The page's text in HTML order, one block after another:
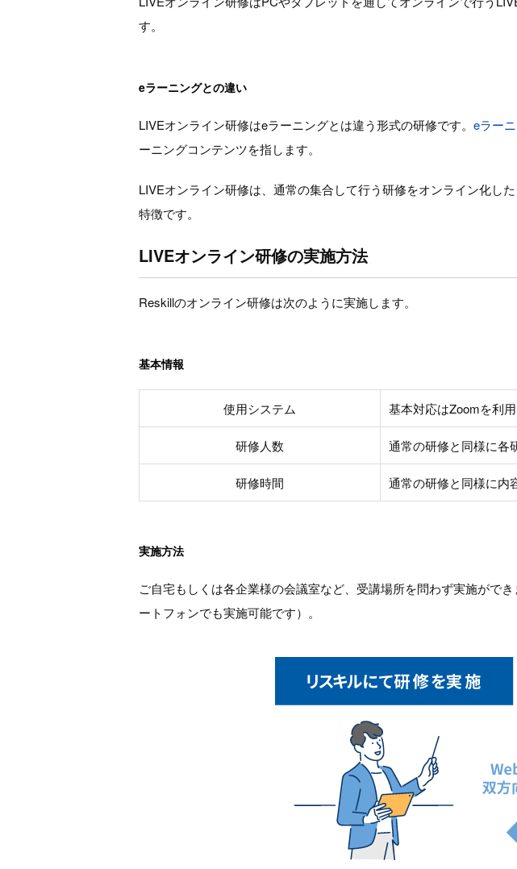
す。
eラーニングとの違い
LIVEオンライン研修はeラーニングとは違う形式の研修です。 eラー
ーニングコンテンツを指します。
LIVEオンライン研修は、通常の集合して行う研修をオンライン化し
特徴です。
LIVEオンライン研修の実施方法
Reskillのオンライン研修は次のように実施します。
基本情報
使用システム 基本対応はZoomを利
研修人数 通常の研修と同様に各
研修時間 通常の研修と同様に内
実施方法
ご自宅もしくは各企業様の会議室など、受講場所を問わず実施がで
ートフォンでも実施可能です）。